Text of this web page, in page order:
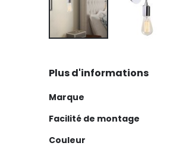
the
of
the
gallery
Plus d'informations
Plus
Marque
Facilité de montage
Couleur